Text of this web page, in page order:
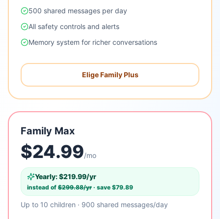
500 shared messages per day
All safety controls and alerts
Memory system for richer conversations
Elige Family Plus
Family Max
$24.99/mo
Yearly: $219.99/yr
instead of $299.88/yr · save $79.89
Up to 10 children · 900 shared messages/day